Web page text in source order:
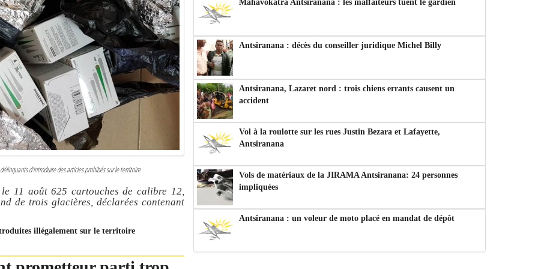
d’introduire des articles prohibés sur le territoire
11 août 625 cartouches de calibre 12,
de trois glacières, déclarées contenant
illégalement sur le territoire
Mahavokatra Antsiranana : les malfaiteurs tuent le gardien
Antsiranana : décès du conseiller juridique Michel Billy
Antsiranana, Lazaret nord : trois chiens errants causent un
accident
Vol à la roulotte sur les rues Justin Bezara et Lafayette,
Antsiranana
Vols de matériaux de la JIRAMA Antsiranana: 24 personnes
impliquées
Antsiranana : un voleur de moto placé en mandat de dépôt